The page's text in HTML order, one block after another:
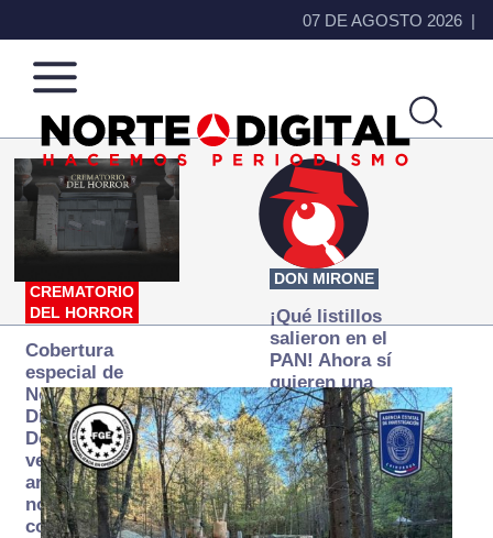
07 DE AGOSTO 2026
Norte
de
Ciudad
Más
que
noticias,
hacemos periodismo
CREMATORIO
DEL HORROR
Cobertura
especial de
Norte
Digital:
Donde la
verdad
arde… pero
no se
consume
DON MIRONE
¡Qué listillos
salieron en el
PAN! Ahora sí
quieren una
Fiscalía
autónoma… y
transexenal